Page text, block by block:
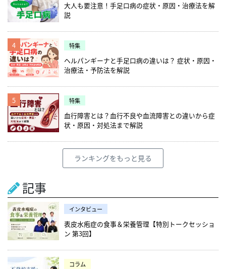
大人も要注意！手足口病の症状・原因・治療法を解
説
4 特集
ヘルパンギーナと手足口病の違いは？ 症状・原因・
治療法・予防法を解説
5 特集
血行障害とは？血行不良や血流障害との違いから症
状・原因・対処法まで解説
ランキングをもっと見る
記事
インタビュー
表皮水疱症の食事＆栄養管理【特別トークセッショ
ン 第3回】
コラム